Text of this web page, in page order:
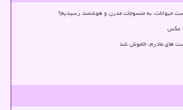
حیوانات، به منسوجات مدرن و هوشمند رسیدیم؟
عکس
های مادرم، خاموش شد